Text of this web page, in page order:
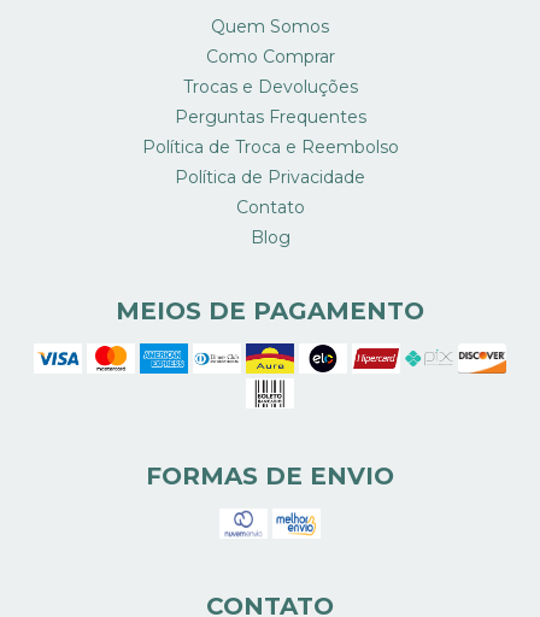
Quem Somos
Como Comprar
Trocas e Devoluções
Perguntas Frequentes
Política de Troca e Reembolso
Política de Privacidade
Contato
Blog
MEIOS DE PAGAMENTO
FORMAS DE ENVIO
CONTATO